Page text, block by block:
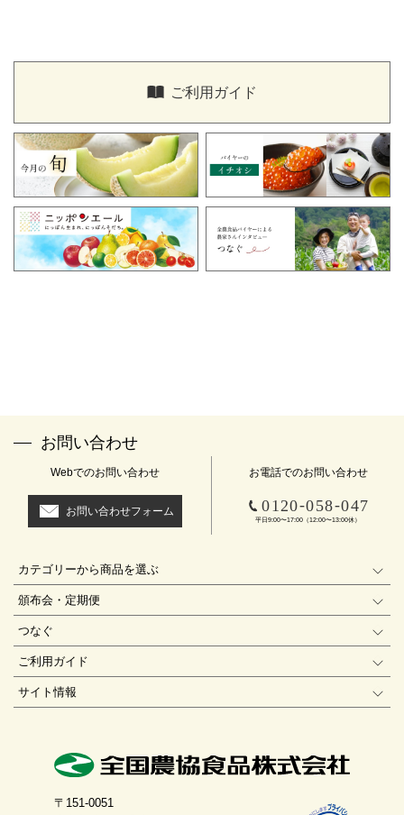
もしくは「全農食品オンラインショップ窓口」にご連絡
「全農食品オンラインショップ窓口」
TEL：0120-058-047
FAX：03-3350-2153
メールアドレス：info@zfc-shop.jp
※受付時間：午前9時～午後5時 土・日・祝日・年末年始(12
月29日～1月4日)は休業とさせていただきます。
※当社は下記の認定個人情報保護団体の対象事業者となっていま
す。
ご利用ガイド
お問い合わせ
Webでのお問い合わせ
お問い合わせフォーム
お電話でのお問い合わせ
0120-058-047
平日9:00〜17:00（12:00〜13:00休）
カテゴリーから商品を選ぶ
頒布会・定期便
つなぐ
ご利用ガイド
サイト情報
〒151-0051